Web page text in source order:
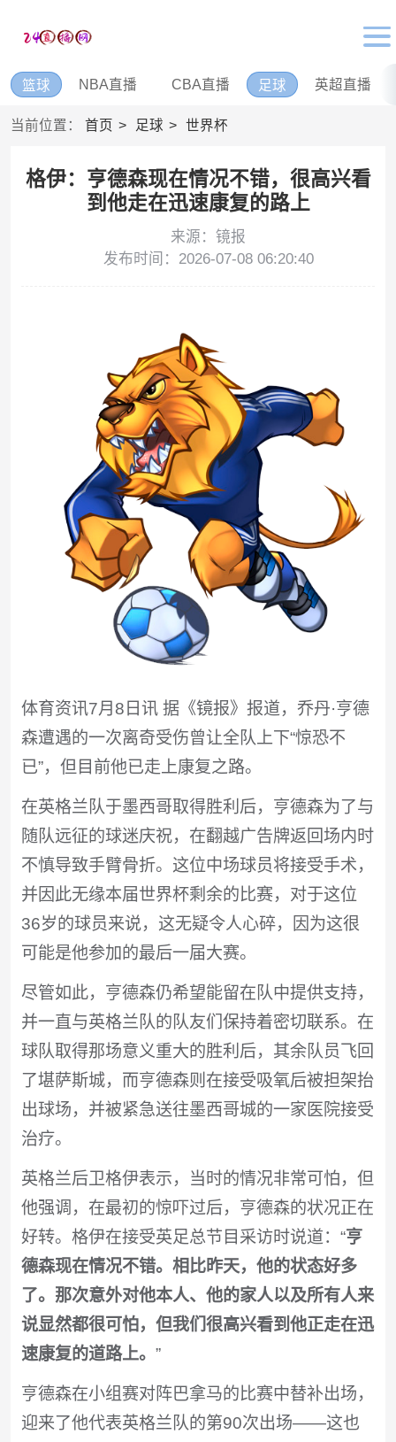
篮球 NBA直播 CBA直播 足球 英超直播
当前位置： 首页 足球 世界杯
格伊：亨德森现在情况不错，很高兴看
到他走在迅速康复的路上
来源：镜报
发布时间：2026-07-08 06:20:40
体育资讯7月8日讯 据《镜报》报道，乔丹·亨德
森遭遇的一次离奇受伤曾让全队上下“惊恐不
已”，但目前他已走上康复之路。
在英格兰队于墨西哥取得胜利后，亨德森为了与
随队远征的球迷庆祝，在翻越广告牌返回场内时
不慎导致手臂骨折。这位中场球员将接受手术，
并因此无缘本届世界杯剩余的比赛，对于这位
36岁的球员来说，这无疑令人心碎，因为这很
可能是他参加的最后一届大赛。
尽管如此，亨德森仍希望能留在队中提供支持，
并一直与英格兰队的队友们保持着密切联系。在
球队取得那场意义重大的胜利后，其余队员飞回
了堪萨斯城，而亨德森则在接受吸氧后被担架抬
出球场，并被紧急送往墨西哥城的一家医院接受
治疗。
英格兰后卫格伊表示，当时的情况非常可怕，但
他强调，在最初的惊吓过后，亨德森的状况正在
好转。格伊在接受英足总节目采访时说道：“亨
德森现在情况不错。相比昨天，他的状态好多
了。那次意外对他本人、他的家人以及所有人来
说显然都很可怕，但我们很高兴看到他正走在迅
速康复的道路上。 ”
亨德森在小组赛对阵巴拿马的比赛中替补出场，
迎来了他代表英格兰队的第90次出场——这也